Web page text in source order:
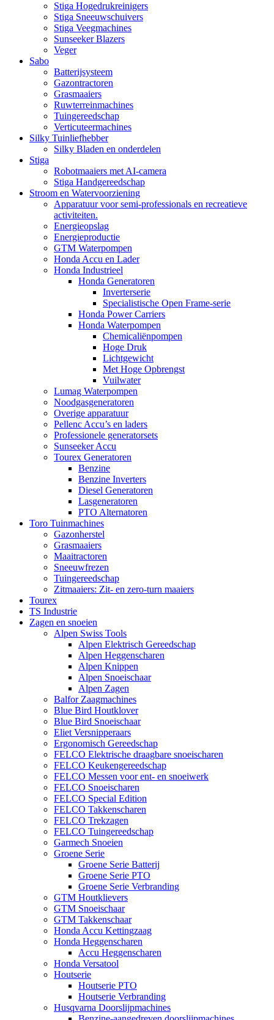
Stiga Hogedrukreinigers
Stiga Sneeuwschuivers
Stiga Veegmachines
Sunseeker Blazers
Veger
Sabo
Batterijsysteem
Gazontractoren
Grasmaaiers
Ruwterreinmachines
Tuingereedschap
Verticuteermachines
Silky Tuinliefhebber
Silky Bladen en onderdelen
Stiga
Robotmaaiers met AI-camera
Stiga Handgereedschap
Stroom en Watervoorziening
Apparatuur voor semi-professionals en recreatieve
activiteiten.
Energieopslag
Energieproductie
GTM Waterpompen
Honda Accu en Lader
Honda Industrieel
Honda Generatoren
Inverterserie
Specialistische Open Frame-serie
Honda Power Carriers
Honda Waterpompen
Chemicaliënpompen
Hoge Druk
Lichtgewicht
Met Hoge Opbrengst
Vuilwater
Lumag Waterpompen
Noodgasgeneratoren
Overige apparatuur
Pellenc Accu’s en laders
Professionele generatorsets
Sunseeker Accu
Tourex Generatoren
Benzine
Benzine Inverters
Diesel Generatoren
Lasgeneratoren
PTO Alternatoren
Toro Tuinmachines
Gazonherstel
Grasmaaiers
Maaitractoren
Sneeuwfrezen
Tuingereedschap
Zitmaaiers: Zit- en zero-turn maaiers
Tourex
TS Industrie
Zagen en snoeien
Alpen Swiss Tools
Alpen Elektrisch Gereedschap
Alpen Heggenscharen
Alpen Knippen
Alpen Snoeischaar
Alpen Zagen
Balfor Zaagmachines
Blue Bird Houtklover
Blue Bird Snoeischaar
Eliet Versnipperaars
Ergonomisch Gereedschap
FELCO Elektrische draagbare snoeischaren
FELCO Keukengereedschap
FELCO Messen voor ent- en snoeiwerk
FELCO Snoeischaren
FELCO Special Edition
FELCO Takkenscharen
FELCO Trekzagen
FELCO Tuingereedschap
Garmech Snoeien
Groene Serie
Groene Serie Batterij
Groene Serie PTO
Groene Serie Verbranding
GTM Houtklievers
GTM Snoeischaar
GTM Takkenschaar
Honda Accu Kettingzaag
Honda Heggenscharen
Accu Heggenscharen
Honda Versatool
Houtserie
Houtserie PTO
Houtserie Verbranding
Husqvarna Doorslijpmachines